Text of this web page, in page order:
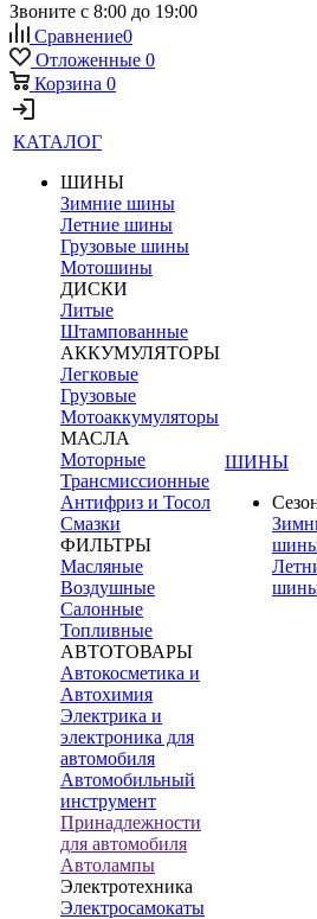
Звоните с 8:00 до 19:00
Сравнение0
Отложенные 0
Корзина 0
КАТАЛОГ
ШИНЫ
Зимние шины
Летние шины
Грузовые шины
Мотошины
ДИСКИ
Литые
Штампованные
АККУМУЛЯТОРЫ
Легковые
Грузовые
Мотоаккумуляторы
МАСЛА
Моторные
Трансмиссионные
Антифриз и Тосол
Смазки
ФИЛЬТРЫ
Масляные
Воздушные
Салонные
Топливные
АВТОТОВАРЫ
Автокосметика и
Автохимия
Электрика и
электроника для
автомобиля
Автомобильный
инструмент
Принадлежности
для автомобиля
Автолампы
Электротехника
Электросамокаты
ШИНЫ